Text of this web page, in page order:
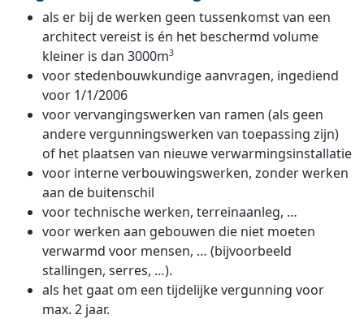
als er bij de werken geen tussenkomst van een
architect vereist is én het beschermd volume
kleiner is dan 3000m3
voor stedenbouwkundige aanvragen, ingediend
voor 1/1/2006
voor vervangingswerken van ramen (als geen
andere vergunningswerken van toepassing zijn)
of het plaatsen van nieuwe verwarmingsinstallatie
voor interne verbouwingswerken, zonder werken
aan de buitenschil
voor technische werken, terreinaanleg, …
voor werken aan gebouwen die niet moeten
verwarmd voor mensen, … (bijvoorbeeld
stallingen, serres, …).
als het gaat om een tijdelijke vergunning voor
max. 2 jaar.